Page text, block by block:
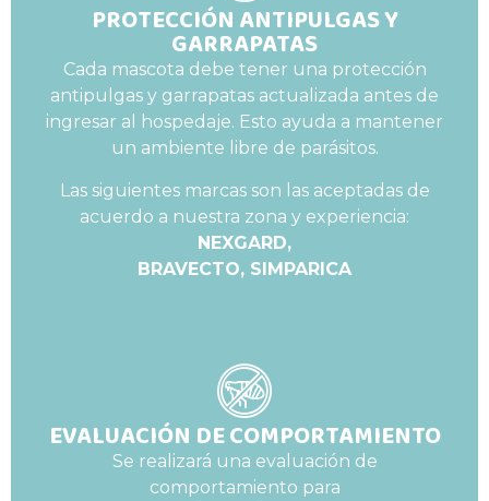
PROTECCIÓN ANTIPULGAS Y
GARRAPATAS
Cada mascota debe tener una protección
antipulgas y garrapatas actualizada antes de
ingresar al hospedaje. Esto ayuda a mantener
un ambiente libre de parásitos.
Las siguientes marcas son las aceptadas de
acuerdo a nuestra zona y experiencia:
NEXGARD,
BRAVECTO, SIMPARICA
EVALUACIÓN DE COMPORTAMIENTO
Se realizará una evaluación de
comportamiento para